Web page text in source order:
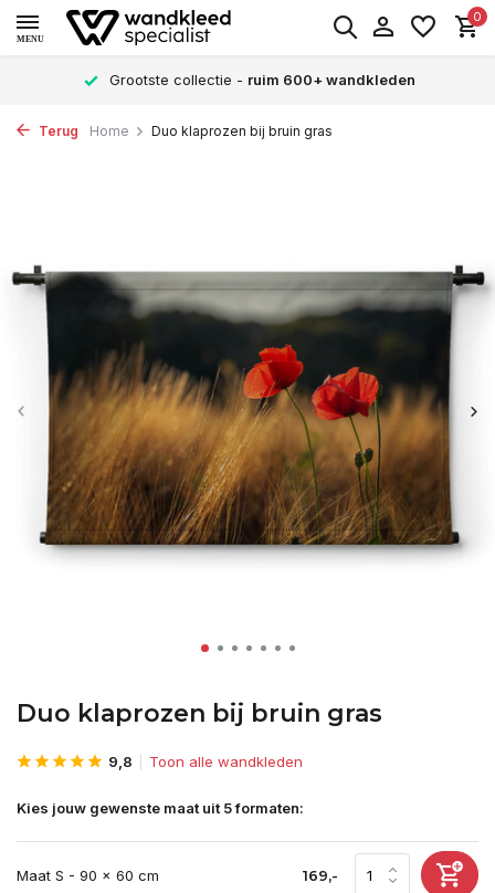
MENU
0
Grootste collectie - ruim 600+ wandkleden
Terug Home Duo klaprozen bij bruin gras
Duo klaprozen bij bruin gras
9,8 Toon alle wandkleden
Kies jouw gewenste maat uit 5 formaten:
Maat S - 90 x 60 cm 169,-